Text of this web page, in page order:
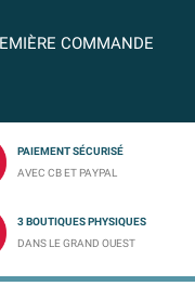
COMMANDE
PAIEMENT SÉCURISÉ
AVEC CB ET PAYPAL
3 BOUTIQUES PHYSIQUES
DANS LE GRAND OUEST